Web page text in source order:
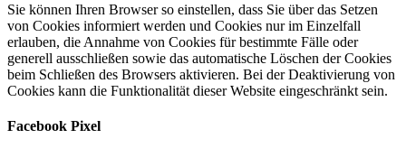
Sie können Ihren Browser so einstellen, dass Sie über das Setzen
von Cookies informiert werden und Cookies nur im Einzelfall
erlauben, die Annahme von Cookies für bestimmte Fälle oder
generell ausschließen sowie das automatische Löschen der Cookies
beim Schließen des Browsers aktivieren. Bei der Deaktivierung von
Cookies kann die Funktionalität dieser Website eingeschränkt sein.
Facebook Pixel